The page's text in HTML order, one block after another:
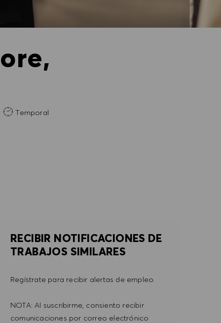
Temporal
RECIBIR NOTIFICACIONES DE
TRABAJOS SIMILARES
Regístrate para recibir alertas de empleo.
NOTA: Al suscribirme, consiento recibir
comunicaciones por correo electrónico